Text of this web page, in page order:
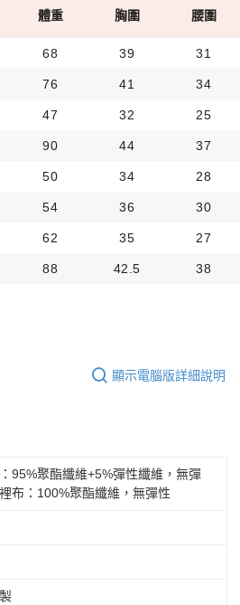
體重 胸圍 腰圍
68 39 31
76 41 34
47 32 25
90 44 37
50 34 28
54 36 30
62 35 27
88 42.5 38
顯示電腦版詳細說明
95%聚酯纖維+5%彈性纖維，無彈
布：100%聚酯纖維，無彈性